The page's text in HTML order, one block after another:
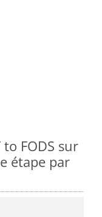
FODS sur
étape par